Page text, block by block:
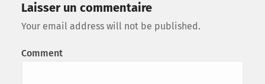
Laisser un commentaire
Your email address will not be published.
Comment